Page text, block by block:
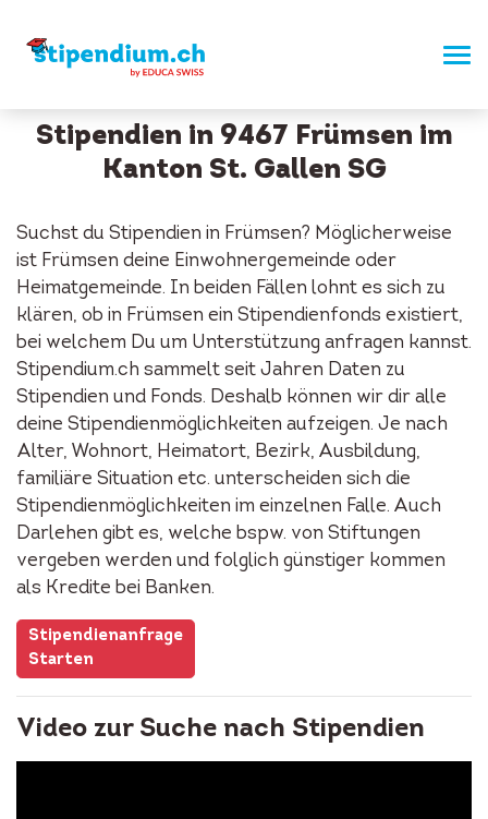
Stipendien in 9467 Frümsen im
Kanton St. Gallen SG
Suchst du Stipendien in Frümsen? Möglicherweise
ist Frümsen deine Einwohnergemeinde oder
Heimatgemeinde. In beiden Fällen lohnt es sich zu
klären, ob in Frümsen ein Stipendienfonds existiert,
bei welchem Du um Unterstützung anfragen kannst.
Stipendium.ch sammelt seit Jahren Daten zu
Stipendien und Fonds. Deshalb können wir dir alle
deine Stipendienmöglichkeiten aufzeigen. Je nach
Alter, Wohnort, Heimatort, Bezirk, Ausbildung,
familiäre Situation etc. unterscheiden sich die
Stipendienmöglichkeiten im einzelnen Falle. Auch
Darlehen gibt es, welche bspw. von Stiftungen
vergeben werden und folglich günstiger kommen
als Kredite bei Banken.
Stipendienanfrage
Starten
Video zur Suche nach Stipendien